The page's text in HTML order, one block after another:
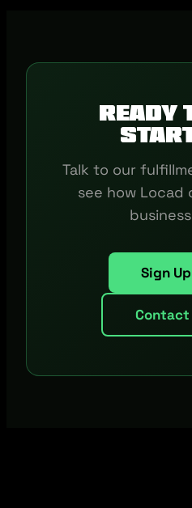
Ready
Talk to our
see how Locad
Sign
Contact